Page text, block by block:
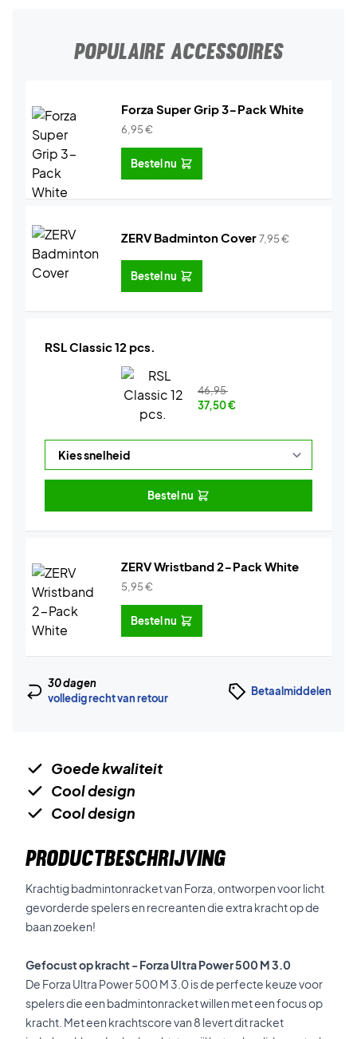
POPULAIRE ACCESSOIRES
Forza Super Grip 3-Pack White
6,95€
Bestel nu
ZERV Badminton Cover7,95€
Bestel nu
RSL Classic 12 pcs.
46,95
37,50€
Bestel nu
ZERV Wristband 2-Pack White
5,95€
Bestel nu
30 dagen
volledig recht van retour
Betaalmiddelen
Goede kwaliteit
Cool design
Cool design
PRODUCTBESCHRIJVING
Krachtig badmintonracket van Forza, ontworpen voor licht
gevorderde spelers en recreanten die extra kracht op de
baan zoeken!
Gefocust op kracht - Forza Ultra Power 500 M 3.0
De Forza Ultra Power 500 M 3.0 is de perfecte keuze voor
spelers die een badmintonracket willen met een focus op
kracht. Met een krachtscore van 8 levert dit racket